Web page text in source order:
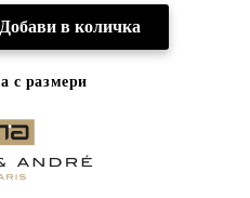
с размери